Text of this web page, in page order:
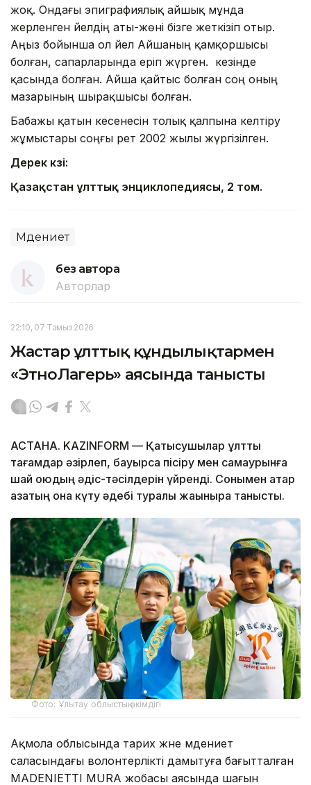
жоқ. Ондағы эпиграфиялық айшық мұнда
жерленген әйелдің аты-жөні бізге жеткізіп отыр.
Аңыз бойынша ол әйел Айшаның қамқоршысы
болған, сапарларында еріп жүрген. кезінде
қасында болған. Айша қайтыс болған соң оның
мазарының шырақшысы болған.
Бабажы қатын кесенесін толық қалпына келтіру
жұмыстары соңғы рет 2002 жылы жүргізілген.
Дерек көзі:
Қазақстан ұлттық энциклопедиясы, 2 том.
Мәдениет
без автора
Авторлар
22:10, 07 Тамыз 2026
Жастар ұлттық құндылықтармен
«ЭтноЛагерь» аясында танысты
АСТАНА. KAZINFORM — Қатысушылар ұлттық
тағамдар әзірлеп, бауырсақ пісіру мен самаурынға
шай қоюдың әдіс-тәсілдерін үйренді. Сонымен қатар
қазақтың қонақ күту әдебі туралы жақынырақ танысты.
Фото: Ұлытау облыстық әкімдігі
Ақмола облысында тарих және мәдениет
саласындағы волонтерлікті дамытуға бағытталған
MADENIETTI MURA жобасы аясында шағын